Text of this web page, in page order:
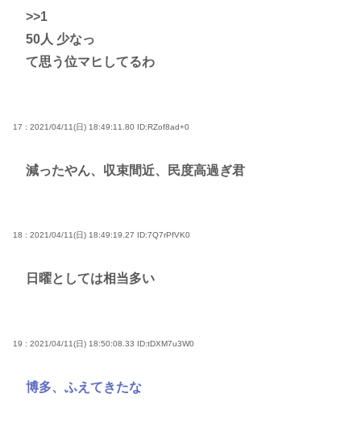
>>1
50人 少なっ
て思う位マヒしてるわ
17 : 2021/04/11(日) 18:49:11.80 ID:RZof8ad+0
減ったやん、収束間近、民度高過ぎ君
18 : 2021/04/11(日) 18:49:19.27 ID:7Q7rPfVK0
日曜としては相当多い
19 : 2021/04/11(日) 18:50:08.33 ID:tDXM7u3W0
博多、ふえてきたな